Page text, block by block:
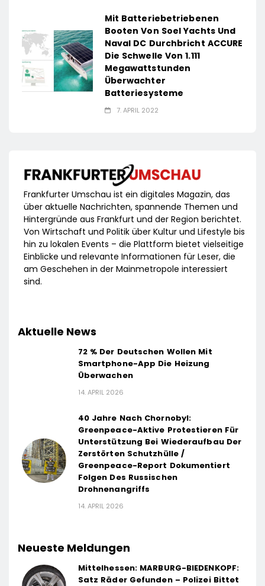
Mit Batteriebetriebenen
Booten Von Soel Yachts Und
Naval DC Durchbricht ACCURE
Die Schwelle Von 1.111
Megawattstunden
Überwachter
Batteriesysteme
7. APRIL 2022
Frankfurter Umschau ist ein digitales Magazin, das
über aktuelle Nachrichten, spannende Themen und
Hintergründe aus Frankfurt und der Region berichtet.
Von Wirtschaft und Politik über Kultur und Lifestyle bis
hin zu lokalen Events – die Plattform bietet vielseitige
Einblicke und relevante Informationen für Leser, die
am Geschehen in der Mainmetropole interessiert
sind.
Aktuelle News
72 % Der Deutschen Wollen Mit
Smartphone-App Die Heizung
Überwachen
14. APRIL 2026
40 Jahre Nach Chornobyl:
Greenpeace-Aktive Protestieren Für
Unterstützung Bei Wiederaufbau Der
Zerstörten Schutzhülle /
Greenpeace-Report Dokumentiert
Folgen Des Russischen
Drohnenangriffs
14. APRIL 2026
Neueste Meldungen
Mittelhessen: MARBURG-BIEDENKOPF:
Satz Räder Gefunden – Polizei Bittet